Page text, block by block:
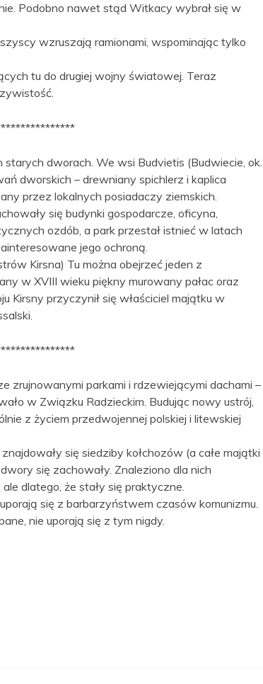
Podobno nawet stąd Witkacy wybrał się w
wzruszają ramionami, wspominając tylko
tu do drugiej wojny światowej. Teraz
dworach. We wsi Budvietis (Budwiecie, ok.
dworskich – drewniany spichlerz i kaplica
przez lokalnych posiadaczy ziemskich.
się budynki gospodarcze, oficyna,
ozdób, a park przestał istnieć w latach
jego ochroną.
Kirsna) Tu można obejrzeć jeden z
w XVIII wieku piękny murowany pałac oraz
Kirsny przyczynił się właściciel majątku w
zrujnowanymi parkami i rdzewiejącymi dachami –
w Związku Radzieckim. Budując nowy ustrój,
z życiem przedwojennej polskiej i litewskiej
się siedziby kołchozów (a całe majątki
się zachowały. Znaleziono dla nich
dlatego, że stały się praktyczne.
się z barbarzyństwem czasów komunizmu.
nie uporają się z tym nigdy.